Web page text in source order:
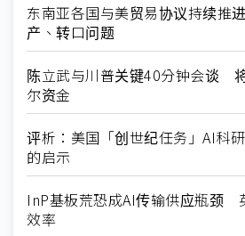
东南亚各国与美贸易协议持续
产、转口问题
陈立武与川普关键40分钟会谈
尔资金
评析：美国「创世纪任务」AI科
的启示
InP基板荒恐成AI传输供应瓶颈
效率